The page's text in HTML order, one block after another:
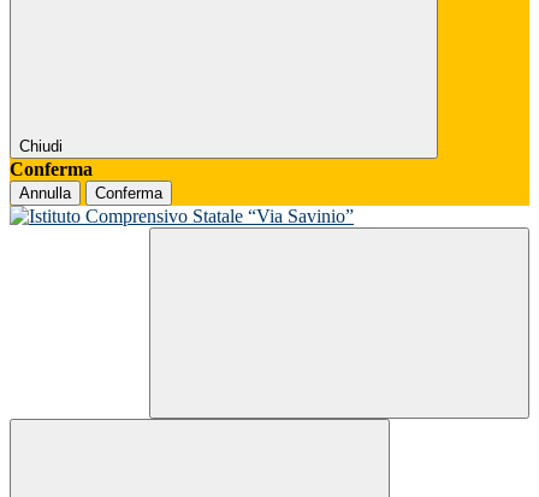
Chiudi
Conferma
Annulla Conferma